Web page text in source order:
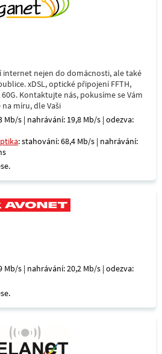
nejen do domácnosti, ale také
xDSL, optické připojení FFTH,
Kontaktujte nás, pokusíme se Vám
míru, dle Vaši
Mb/s | nahrávání: 19,8 Mb/s | odezva:
: stahování: 68,4 Mb/s | nahrávání:
Mb/s | nahrávání: 20,2 Mb/s | odezva: